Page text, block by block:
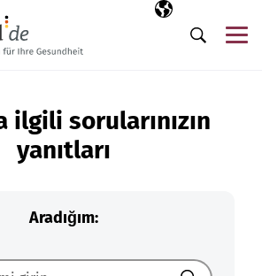
Seçili dil
TR
Arama
ilgili sorularınızın
yanıtları
Aradığım: